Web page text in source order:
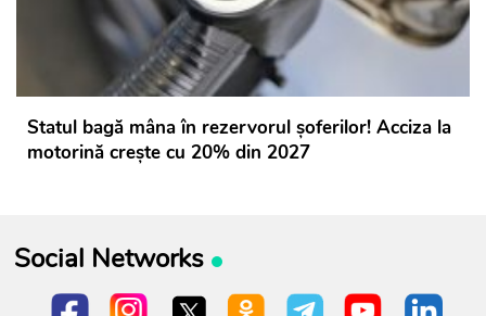
Statul bagă mâna în rezervorul șoferilor! Acciza la
motorină crește cu 20% din 2027
Social Networks